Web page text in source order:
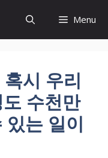
Menu
시 우리
수천만
있는 일이